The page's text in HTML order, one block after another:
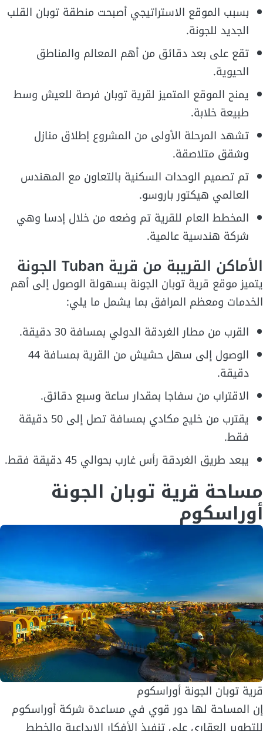
بسبب الموقع الاستراتيجي أصبحت منطقة توبان القلب
الجديد للجونة.
تقع على بعد دقائق من أهم المعالم والمناطق
الحيوية.
يمنح الموقع المتميز لقرية توبان فرصة للعيش وسط
طبيعة خلابة.
تشهد المرحلة الأولى من المشروع إطلاق منازل
وشقق متلاصقة.
تم تصميم الوحدات السكنية بالتعاون مع المهندس
العالمي هيكتور باروسو.
المخطط العام للقرية تم وضعه من خلال إدسا وهي
شركة هندسية عالمية.
الأماكن القريبة من قرية Tuban الجونة
يتميز موقع قرية توبان الجونة بسهولة الوصول إلى أهم
الخدمات ومعظم المرافق بما يشمل ما يلي:
القرب من مطار الغردقة الدولي بمسافة 30 دقيقة.
الوصول إلى سهل حشيش من القرية بمسافة 44
دقيقة.
الاقتراب من سفاجا بمقدار ساعة وسبع دقائق.
يقترب من خليج مكادي بمسافة تصل إلى 50 دقيقة
فقط.
يبعد طريق الغردقة رأس غارب بحوالي 45 دقيقة فقط.
مساحة قرية توبان الجونة
أوراسكوم
قرية توبان الجونة أوراسكوم
إن المساحة لها دور قوي في مساعدة شركة أوراسكوم